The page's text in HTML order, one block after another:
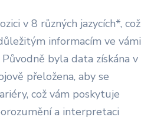
v 8 různých jazycích*, což
informacím ve vámi
byla data získána v
přeložena, aby se
což vám poskytuje
a interpretaci